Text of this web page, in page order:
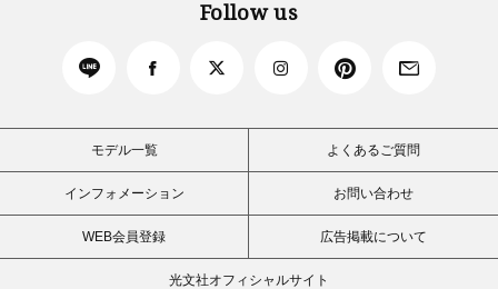
Follow us
モデル一覧 よくあるご質問
インフォメーション お問い合わせ
WEB会員登録 広告掲載について
光文社オフィシャルサイト